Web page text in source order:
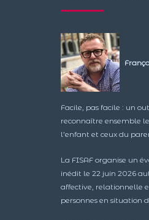
Facile, pas facile : un
reconnaître ensemble
l’enfant et ceux du
La FISAF organise un
inédit le 22 juin 2026
affective, relationnelle
personnes en situation